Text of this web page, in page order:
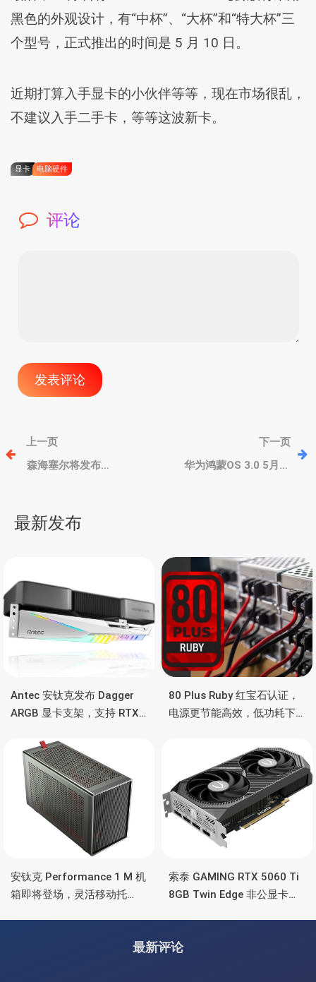
黑色的外观设计，有“中杯”、“大杯”和“特大杯”三
个型号，正式推出的时间是 5 月 10 日。
近期打算入手显卡的小伙伴等等，现在市场很乱，
不建议入手二手卡，等等这波新卡。
显卡 电脑硬件
评论
文
章
航
上一页
森海塞尔将发布
机，长续航，Qi无线充电
盒
下一页
华为鸿蒙OS 3.0 5月内
最新发布
Antec 安钛克发布 Dagger
ARGB 显卡支架，支持 RTX
彩灯效
80 Plus Ruby 红宝石认证，
电源更节能高效，低功耗下
安钛克 Performance 1 M 机
箱即将登场，灵活移动托
索泰 GAMING RTX 5060 Ti
8GB Twin Edge 非公显卡，
最新评论